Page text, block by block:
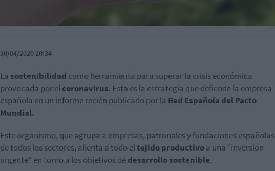
30/04/2020 20:34
La sostenibilidad como herramienta para superar la crisis económica
provocada por elcoronavirus. Esta es la estrategia que defiende la empresa
española en un informe recién publicado por la Red Española del Pacto
Mundial.
Este organismo, que agrupa a empresas, patronales y fundaciones españolas
de todos los sectores, alienta a todo eltejido productivoa una “inversión
urgente” en torno a los objetivos dedesarrollo sostenible.